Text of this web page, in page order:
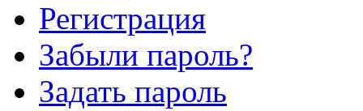
Регистрация
Забыли пароль?
Задать пароль